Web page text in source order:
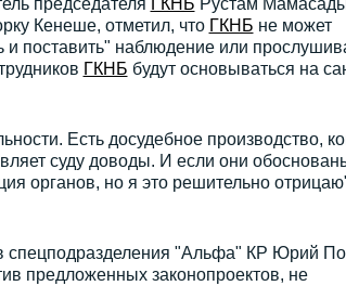
председателя ГКНБ Рустам
Кенеше, отметил, что ГКНБ не может
и поставить" наблюдение или
ГКНБ будут основываться на
Есть досудебное производство,
суду доводы. И если они
органов, но я это решительно
спецподразделения "Альфа" КР Юрий
предложенных законопроектов, не